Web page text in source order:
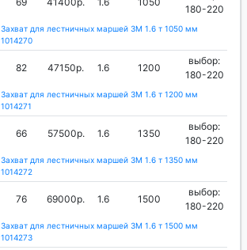
180-220
Захват для лестничных маршей ЗМ 1.6 т 1050 мм
1014270
82 47150р. 1.6 1200
выбор:
180-220
Захват для лестничных маршей ЗМ 1.6 т 1200 мм
1014271
66 57500р. 1.6 1350
выбор:
180-220
Захват для лестничных маршей ЗМ 1.6 т 1350 мм
1014272
76 69000р. 1.6 1500
выбор:
180-220
Захват для лестничных маршей ЗМ 1.6 т 1500 мм
1014273